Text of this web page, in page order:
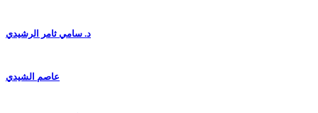
د. سامي ثامر الرشيدي
عاصم الشيدي